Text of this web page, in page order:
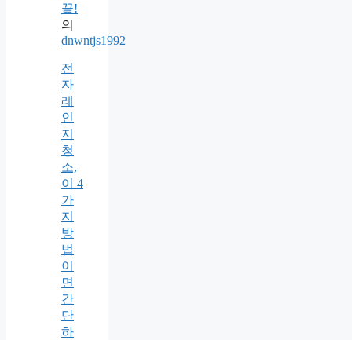
끝!
의
dnwntjs1992
전
자
레
인
지
청
소,
이 4
가
지
방
법
이
면
간
단
하